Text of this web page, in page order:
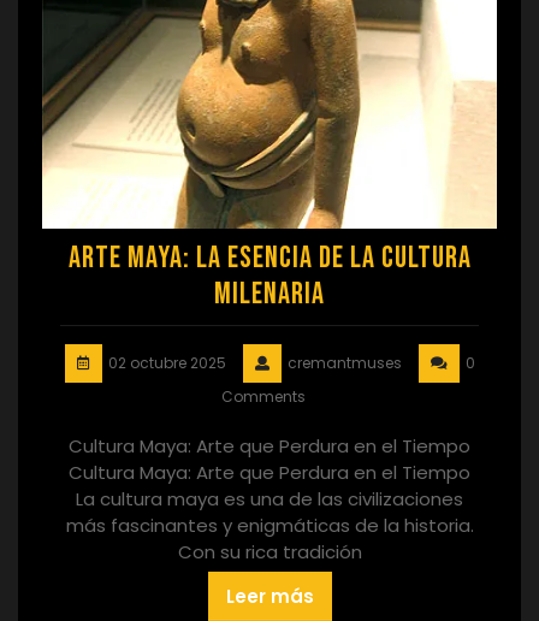
Arte Maya: La Esencia de la Cultura
Milenaria
02 octubre 2025 cremantmuses
0
Comments
Cultura Maya: Arte que Perdura en el Tiempo
Cultura Maya: Arte que Perdura en el Tiempo
La cultura maya es una de las civilizaciones
más fascinantes y enigmáticas de la historia.
Con su rica tradición
Leer más